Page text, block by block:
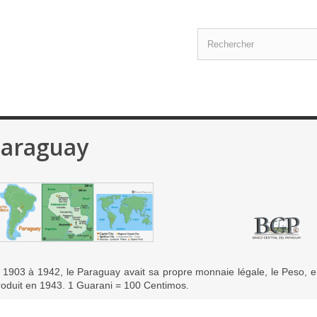
1903 à 1942, le Paraguay avait sa propre monnaie légale, le Peso,
en 1943. 1 Guarani = 100 Centimos.